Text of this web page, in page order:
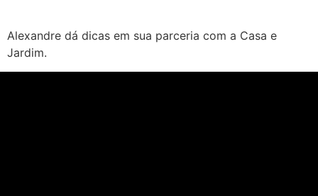
Alexandre dá dicas em sua parceria com a Casa e
Jardim.